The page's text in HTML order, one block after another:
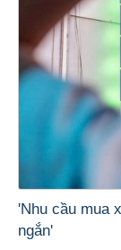
'Nhu cầu mua
ngắn'